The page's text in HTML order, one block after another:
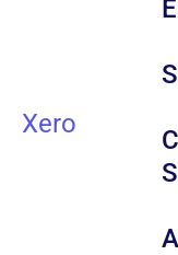
Xero